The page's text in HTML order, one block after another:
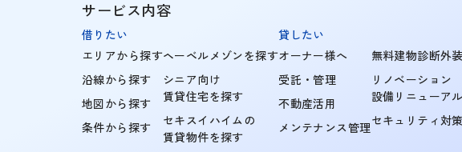
サービス内容
借りたい
エリアから探す
沿線から探す
地図から探す
条件から探す
ヘーベルメゾンを探す
シニア向け
賃貸住宅を探す
セキスイハイムの
賃貸物件を探す
貸したい
オーナー様へ
受託・管理
不動産活用
メンテナンス管理
無料建物診断外
リノベーション
設備リニューアル
セキュリティ対策